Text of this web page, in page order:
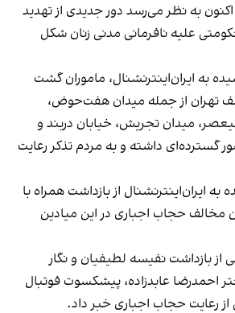
به نظر می‌رسد دور جدیدی از تهدید
علیه نافرمانی مدنی زنان شکل
به ایران‌اینترنشنال، ماموران گشت
تهران از جمله میدان هفت‌حوض،
میدان تجریش، خیابان دربند و
گسترده‌ای داشته و به مردم تذکر رعایت
ایران‌اینترنشنال از بازداشت همراه با
مخالف حجاب اجباری در این میادین
از بازداشت نفیسه لطیفیان و نگار
احمدرضا عابدزاده، پیشکسوت فوتبال
رعایت حجاب اجباری خبر داد.